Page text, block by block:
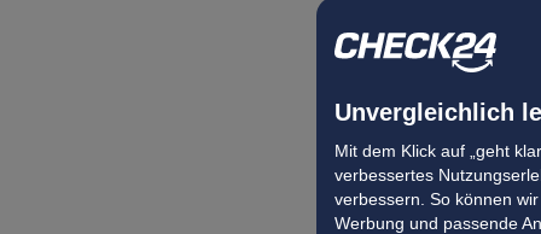
Unvergleichlich
Mit dem Klick auf „geht
verbessertes
verbessern. So können
Werbung und passende